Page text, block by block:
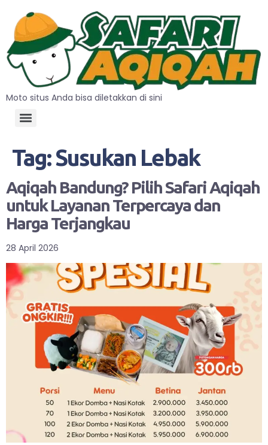
Moto situs Anda bisa diletakkan di sini
Tag:Susukan Lebak
Aqiqah Bandung? Pilih Safari Aqiqah
untuk Layanan Terpercaya dan
Harga Terjangkau
28 April 2026